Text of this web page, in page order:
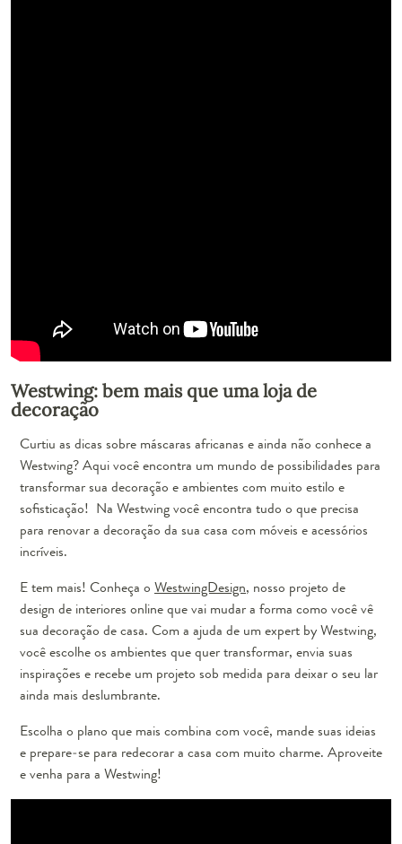
Westwing: bem mais que uma loja de
decoração
Curtiu as dicas sobre máscaras africanas e ainda não conhece a
Westwing? Aqui você encontra um mundo de possibilidades para
transformar sua decoração e ambientes com muito estilo e
sofisticação! Na Westwing você encontra tudo o que precisa
para renovar a decoração da sua casa com móveis e acessórios
incríveis.
E tem mais! Conheça o WestwingDesign, nosso projeto de
design de interiores online que vai mudar a forma como você vê
sua decoração de casa. Com a ajuda de um expert by Westwing,
você escolhe os ambientes que quer transformar, envia suas
inspirações e recebe um projeto sob medida para deixar o seu lar
ainda mais deslumbrante.
Escolha o plano que mais combina com você, mande suas ideias
e prepare-se para redecorar a casa com muito charme. Aproveite
e venha para a Westwing!